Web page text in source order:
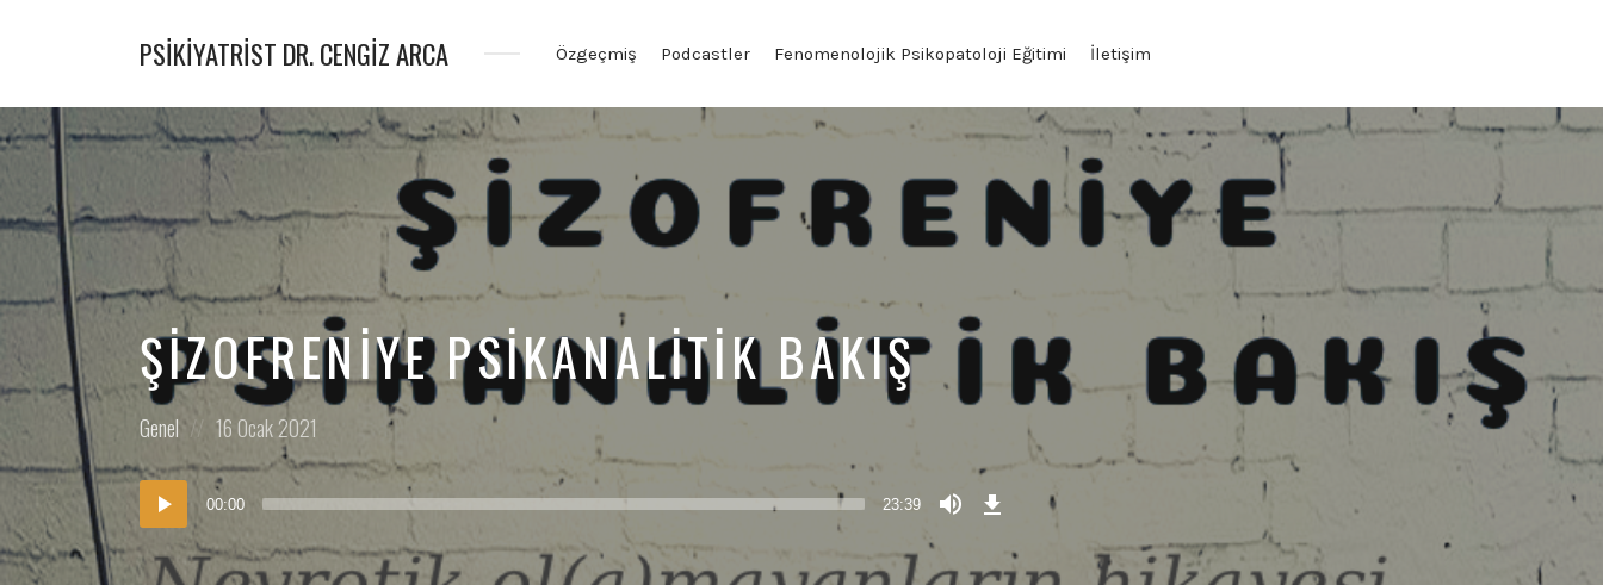
PSIKIYATRIST DR. CENGIZ ARCA
&
Psikoterapist
Özgeçmiş Podcastler Fenomenolojik Psikopatoloji Eğitimi İletişim
ŞIZOFRENIYE PSIKANALITIK BAKIŞ
Posted
Genel
Posted
on
16 Ocak 2021
Ses
oynatıcı
00:00 23:39
Episode